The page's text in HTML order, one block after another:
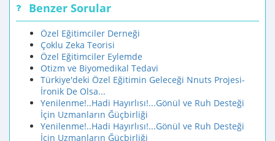
Benzer Sorular
Özel Eğitimciler Derneği
Çoklu Zeka Teorisi
Özel Eğitimciler Eylemde
Otizm ve Biyomedikal Tedavi
Türkiye'deki Özel Eğitimin Geleceği Nnuts Projesi-
İronik De Olsa...
Yenilenme!..Hadi Hayırlısı!...Gönül ve Ruh Desteği
İçin Uzmanların Ğüçbirliği
Yenilenme!..Hadi Hayırlısı!...Gönül ve Ruh Desteği
İçin Uzmanların Ğüçbirliği